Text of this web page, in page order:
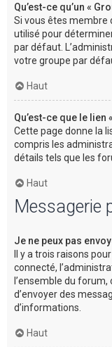
Qu’est-ce qu’un «
Si vous êtes membre
utilisé pour
par défaut.
votre groupe par
Haut
Qu’est-ce que le lien
Cette page donne la
compris les
détails tels que les
Haut
Messagerie
Je ne peux pas
Il y a trois raisons
connecté,
l’ensemble du forum,
d’envoyer des
d’informations.
Haut